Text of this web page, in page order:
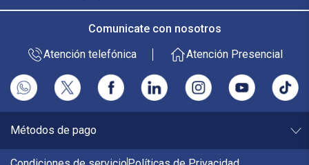
Comunicate con nosotros
Atención telefónica
Atención Presencial
Métodos de pago